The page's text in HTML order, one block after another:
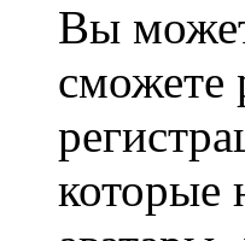
Вы
сможете
которые